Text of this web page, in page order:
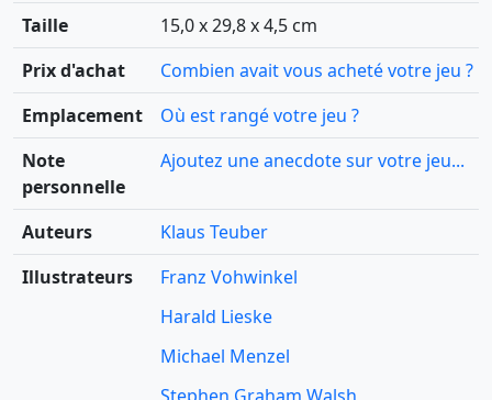
Taille
15,0 x 29,8 x 4,5 cm
Prix d'achat
Combien avait vous acheté votre jeu ?
Emplacement
Où est rangé votre jeu ?
Note
personnelle
Ajoutez une anecdote sur votre jeu...
Auteurs
Klaus Teuber
Illustrateurs
Franz Vohwinkel
Harald Lieske
Michael Menzel